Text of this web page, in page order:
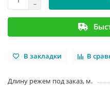
В закладки В
Длину режем под заказ, м.